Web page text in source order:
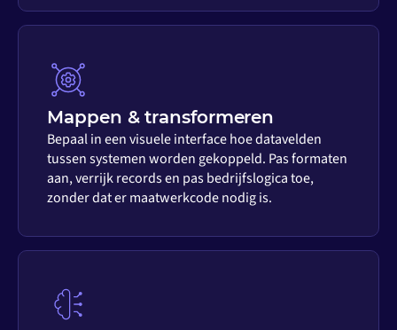
Mappen & transformeren
Bepaal in een visuele interface hoe datavelden
tussen systemen worden gekoppeld. Pas formaten
aan, verrijk records en pas bedrijfslogica toe,
zonder dat er maatwerkcode nodig is.